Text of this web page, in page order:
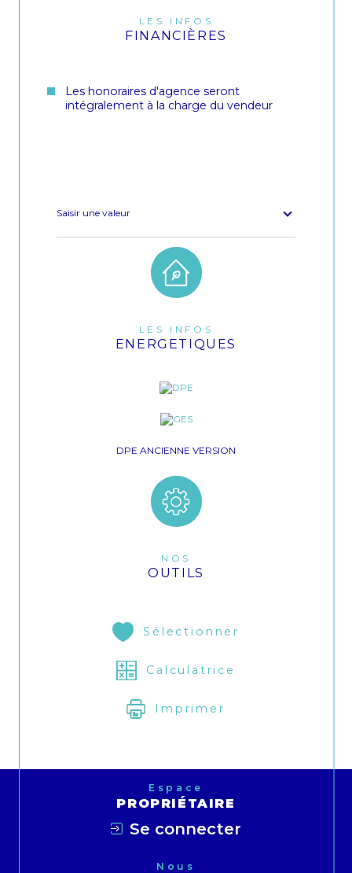
LES INFOS
FINANCIÈRES
Les honoraires d'agence seront
intégralement à la charge du vendeur
Saisir une valeur
LES INFOS
ENERGETIQUES
DPE ANCIENNE VERSION
NOS
OUTILS
Sélectionner
Calculatrice
Imprimer
Espace
PROPRIÉTAIRE
Se connecter
Nous